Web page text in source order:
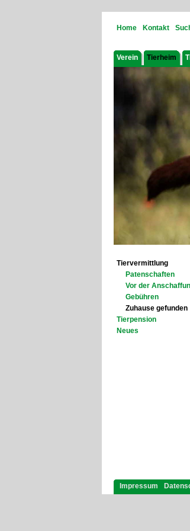
Home Kontakt
Verein Tierheim
Tiervermittlung
Patenschaften
Vor der
Gebühren
Zuhause gefunden
Tierpension
Neues
Impressum